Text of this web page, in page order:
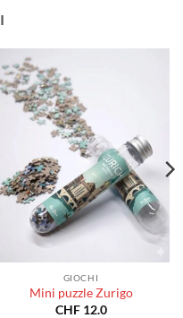
GIOCHI
Mini puzzle Zurigo
CHF12.0